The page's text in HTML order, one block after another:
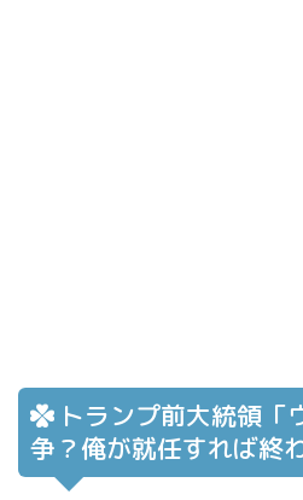
トランプ前大統領「
争？俺が就任すれば終